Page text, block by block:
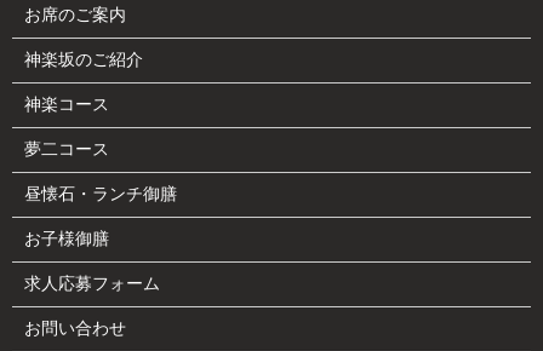
お席のご案内
神楽坂のご紹介
神楽コース
夢二コース
昼懐石・ランチ御膳
お子様御膳
求人応募フォーム
お問い合わせ